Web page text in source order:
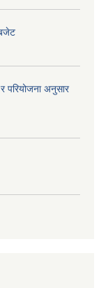
परियोजना अनुसार